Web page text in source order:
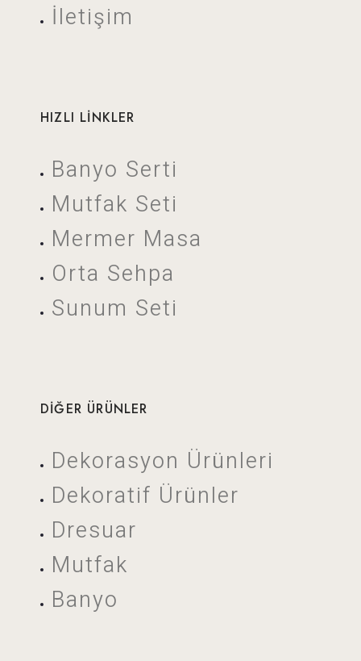
İletişim
HIZLI LİNKLER
Banyo Serti
Mutfak Seti
Mermer Masa
Orta Sehpa
Sunum Seti
DIĞER ÜRÜNLER
Dekorasyon Ürünleri
Dekoratif Ürünler
Dresuar
Mutfak
Banyo